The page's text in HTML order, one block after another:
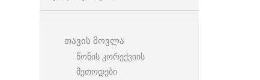
თავის მოვლა
წონის კორექვიის
მეთოდები